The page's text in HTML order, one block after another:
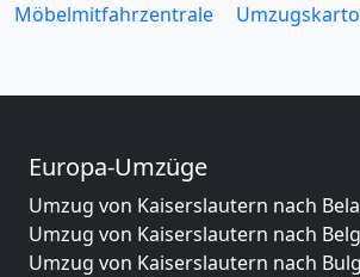
Möbelmitfahrzentrale
Europa-Umzüge
Umzug von Kaiserslautern nach
Umzug von Kaiserslautern nach
Umzug von Kaiserslautern nach